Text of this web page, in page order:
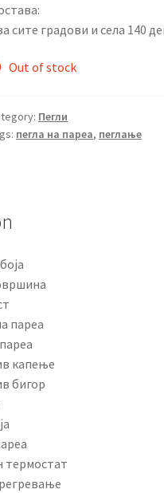
сите градови и села 140
Out of stock
Пегли
пегла на пареа, пеглање
пареа
капење
бигор
термостат